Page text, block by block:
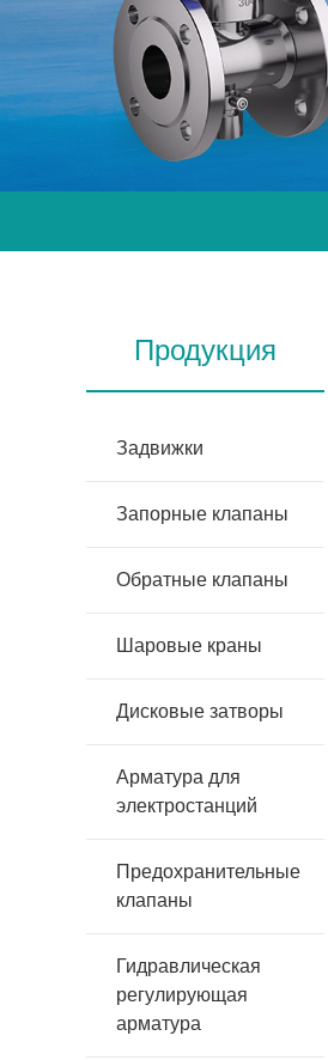
Продукция
Задвижки
Запорные клапаны
Обратные клапаны
Шаровые краны
Дисковые затворы
Арматура для
электростанций
Предохранительные
клапаны
Гидравлическая
регулирующая
арматура